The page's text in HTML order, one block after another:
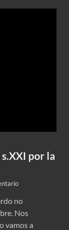
por la
no
Nos
vamos a